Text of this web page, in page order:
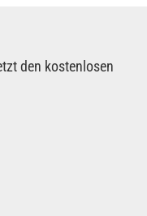
den kostenlosen